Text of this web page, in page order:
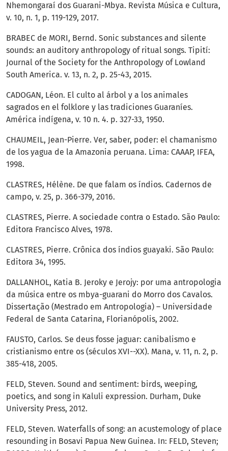
Nhemongaraí dos Guarani-Mbya. Revista Música e Cultura,
v. 10, n. 1, p. 119-129, 2017.
BRABEC de MORI, Bernd. Sonic substances and silente
sounds: an auditory anthropology of ritual songs. Tipití:
Journal of the Society for the Anthropology of Lowland
South America. v. 13, n. 2, p. 25-43, 2015.
CADOGAN, Léon. El culto al árbol y a los animales
sagrados en el folklore y las tradiciones Guaraníes.
América indígena, v. 10 n. 4. p. 327-33, 1950.
CHAUMEIL, Jean-Pierre. Ver, saber, poder: el chamanismo
de los yagua de la Amazonia peruana. Lima: CAAAP, IFEA,
1998.
CLASTRES, Hélène. De que falam os índios. Cadernos de
campo, v. 25, p. 366-379, 2016.
CLASTRES, Pierre. A sociedade contra o Estado. São Paulo:
Editora Francisco Alves, 1978.
CLASTRES, Pierre. Crônica dos índios guayaki. São Paulo:
Editora 34, 1995.
DALLANHOL, Katia B. Jeroky e Jerojy: por uma antropologia
da música entre os mbya-guarani do Morro dos Cavalos.
Dissertação (Mestrado em Antropologia) – Universidade
Federal de Santa Catarina, Florianópolis, 2002.
FAUSTO, Carlos. Se deus fosse jaguar: canibalismo e
cristianismo entre os (séculos XVI--XX). Mana, v. 11, n. 2, p.
385-418, 2005.
FELD, Steven. Sound and sentiment: birds, weeping,
poetics, and song in Kaluli expression. Durham, Duke
University Press, 2012.
FELD, Steven. Waterfalls of song: an acustemology of place
resounding in Bosavi Papua New Guinea. In: FELD, Steven;